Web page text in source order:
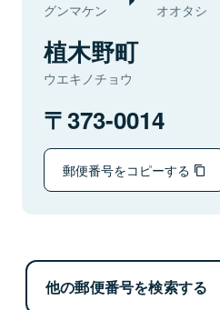
グンマケン オオタシ
植木野町
ウエキノチョウ
373-0014
郵便番号をコピーする
他の郵便番号を検索する